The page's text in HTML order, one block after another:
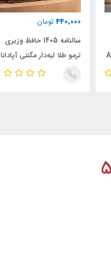
440,000 تومان
سالنامه 1405 حافظ وزیری
ترمو طلا لبه‌دار مگنتی آپادانا
APADANA